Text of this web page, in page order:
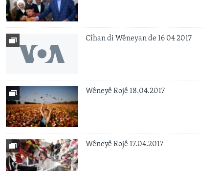
Cîhan di Wêneyan de 16 04 2017
Wêneyê Rojê 18.04.2017
Wêneyê Rojê 17.04.2017